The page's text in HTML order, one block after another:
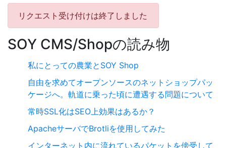
リクエスト受け付けは終了しました
SOY CMS/Shopの読み物
私にとっての農業とSOY Shop
自由を求めてオープンソースのネットショップパッ
ケージへ。軌道に乗った頃に遭遇する問題について
常時SSL化はSEO上効果はあるか？
ApacheサーバでBrotliを使用してみた
インターネット内に流れているパケットを傍受して